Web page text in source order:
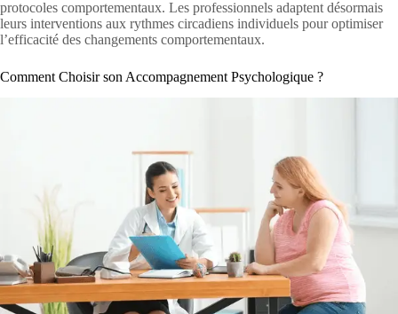
protocoles comportementaux. Les professionnels adaptent désormais
leurs interventions aux rythmes circadiens individuels pour optimiser
l’efficacité des changements comportementaux.
Comment Choisir son Accompagnement Psychologique ?